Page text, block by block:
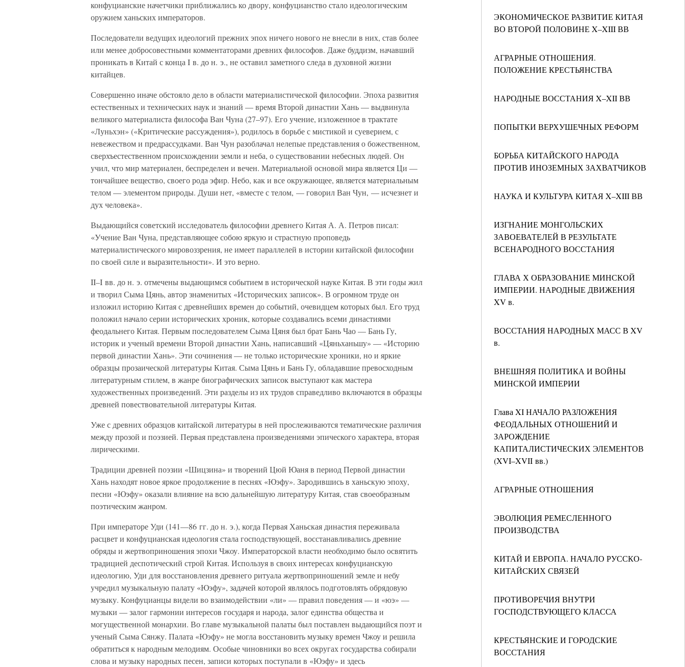
ЭКОНОМИЧЕСКОЕ РАЗВИТИЕ КИТАЯ
ВО ВТОРОЙ ПОЛОВИНЕ X–XIII ВВ
АГРАРНЫЕ ОТНОШЕНИЯ.
ПОЛОЖЕНИЕ КРЕСТЬЯНСТВА
НАРОДНЫЕ ВОССТАНИЯ X–XII ВВ
ПОПЫТКИ ВЕРХУШЕЧНЫХ РЕФОРМ
БОРЬБА КИТАЙСКОГО НАРОДА
ПРОТИВ ИНОЗЕМНЫХ ЗАХВАТЧИКОВ
НАУКА И КУЛЬТУРА КИТАЯ X–XIII ВВ
ИЗГНАНИЕ МОНГОЛЬСКИХ
ЗАВОЕВАТЕЛЕЙ В РЕЗУЛЬТАТЕ
ВСЕНАРОДНОГО ВОССТАНИЯ
ГЛАВА Х ОБРАЗОВАНИЕ МИНСКОЙ
ИМПЕРИИ. НАРОДНЫЕ ДВИЖЕНИЯ
XV в.
ВОССТАНИЯ НАРОДНЫХ МАСС В XV
в.
ВНЕШНЯЯ ПОЛИТИКА И ВОЙНЫ
МИНСКОЙ ИМПЕРИИ
Глава XI НАЧАЛО РАЗЛОЖЕНИЯ
ФЕОДАЛЬНЫХ ОТНОШЕНИЙ И
ЗАРОЖДЕНИЕ
КАПИТАЛИСТИЧЕСКИХ ЭЛЕМЕНТОВ
(XVI–XVII вв.)
АГРАРНЫЕ ОТНОШЕНИЯ
ЭВОЛЮЦИЯ РЕМЕСЛЕННОГО
ПРОИЗВОДСТВА
КИТАЙ И ЕВРОПА. НАЧАЛО РУССКО-
КИТАЙСКИХ СВЯЗЕЙ
ПРОТИВОРЕЧИЯ ВНУТРИ
ГОСПОДСТВУЮЩЕГО КЛАССА
КРЕСТЬЯНСКИЕ И ГОРОДСКИЕ
ВОССТАНИЯ
конфуцианские начетчики приближались ко двору, конфуцианство стало идеологическим
оружием ханьских императоров.
Последователи ведущих идеологий прежних эпох ничего нового не внесли в них, став более
или менее добросовестными комментаторами древних философов. Даже буддизм, начавший
проникать в Китай с конца I в. до н. э., не оставил заметного следа в духовной жизни
китайцев.
Совершенно иначе обстояло дело в области материалистической философии. Эпоха развития
естественных и технических наук и знаний — время Второй династии Хань — выдвинула
великого материалиста философа Ван Чуна (27–97). Его учение, изложенное в трактате
«Луньхэн» («Критические рассуждения»), родилось в борьбе с мистикой и суеверием, с
невежеством и предрассудками. Ван Чун разоблачал нелепые представления о божественном,
сверхъестественном происхождении земли и неба, о существовании небесных людей. Он
учил, что мир материален, беспределен и вечен. Материальной основой мира является Ци —
тончайшее вещество, своего рода эфир. Небо, как и все окружающее, является материальным
телом — элементом природы. Души нет, «вместе с телом, — говорил Ван Чун, — исчезнет и
дух человека».
Выдающийся советский исследователь философии древнего Китая А. А. Петров писал:
«Учение Ван Чуна, представляющее собою яркую и страстную проповедь
материалистического мировоззрения, не имеет параллелей в истории китайской философии
по своей силе и выразительности». И это верно.
II–I вв. до н. э. отмечены выдающимся событием в исторической науке Китая. В эти годы жил
и творил Сыма Цянь, автор знаменитых «Исторических записок». В огромном труде он
изложил историю Китая с древнейших времен до событий, очевидцем которых был. Его труд
положил начало серии исторических хроник, которые создавались всеми династиями
феодальнего Китая. Первым последователем Сыма Цяня был брат Бань Чао — Бань Гу,
историк и ученый времени Второй династии Хань, написавший «Цяньханьшу» — «Историю
первой династии Хань». Эти сочинения — не только исторические хроники, но и яркие
образцы прозаической литературы Китая. Сыма Цянь и Бань Гу, обладавшие превосходным
литературным стилем, в жанре биографических записок выступают как мастера
художественных произведений. Эти разделы из их трудов справедливо включаются в образцы
древней повествовательной литературы Китая.
Уже с древних образцов китайской литературы в ней прослеживаются тематические различия
между прозой и поэзией. Первая представлена произведениями эпического характера, вторая
лирическими.
Традиции древней поэзии «Шицзина» и творений Цюй Юаня в период Первой династии
Хань находят новое яркое продолжение в песнях «Юэфу». Зародившись в ханьскую эпоху,
песни «Юэфу» оказали влияние на всю дальнейшую литературу Китая, став своеобразным
поэтическим жанром.
При императоре Уди (141—86 гг. до н. э.), когда Первая Ханьская династия переживала
расцвет и конфуцианская идеология стала господствующей, восстанавливались древние
обряды и жертвоприношения эпохи Чжоу. Императорской власти необходимо было освятить
традицией деспотический строй Китая. Используя в своих интересах конфуцианскую
идеологию, Уди для восстановления древнего ритуала жертвоприношений земле и небу
учредил музыкальную палату «Юэфу», задачей которой являлось подготовлять обрядовую
музыку. Конфуцианцы видели во взаимодействии «ли» — правил поведения — и «юэ» —
музыки — залог гармонии интересов государя и народа, залог единства общества и
могущественной монархии. Во главе музыкальной палаты был поставлен выдающийся поэт и
ученый Сыма Сянжу. Палата «Юэфу» не могла восстановить музыку времен Чжоу и решила
обратиться к народным мелодиям. Особые чиновники во всех округах государства собирали
слова и музыку народных песен, записи которых поступали в «Юэфу» и здесь